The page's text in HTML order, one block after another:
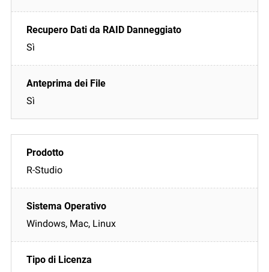
Sì
Sì
R-Studio
Windows, Mac, Linux